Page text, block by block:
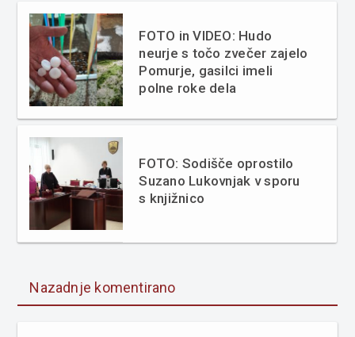
FOTO in VIDEO: Hudo
neurje s točo zvečer zajelo
Pomurje, gasilci imeli
polne roke dela
FOTO: Sodišče oprostilo
Suzano Lukovnjak v sporu
s knjižnico
Nazadnje komentirano